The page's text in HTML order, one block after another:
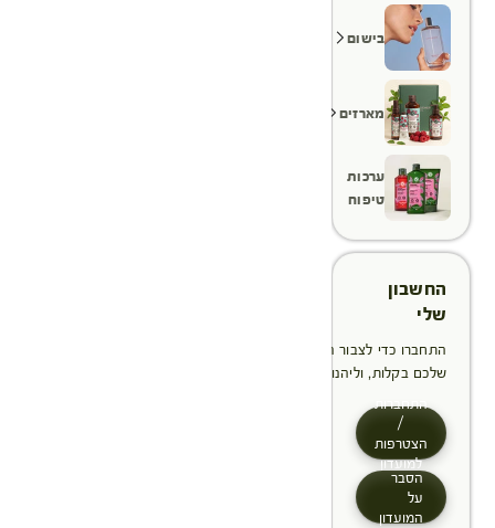
בישום
מארזים
ערכות
טיפוח
החשבון
שלי
התחברו כדי לצבור הטבות, לנהל ולעקוב אחר ההזמנות
שלכם בקלות, וליהנות מתהליך תשלום מהיר יותר
התחברות
/
הצטרפות
למועדון
הסבר
על
המועדון